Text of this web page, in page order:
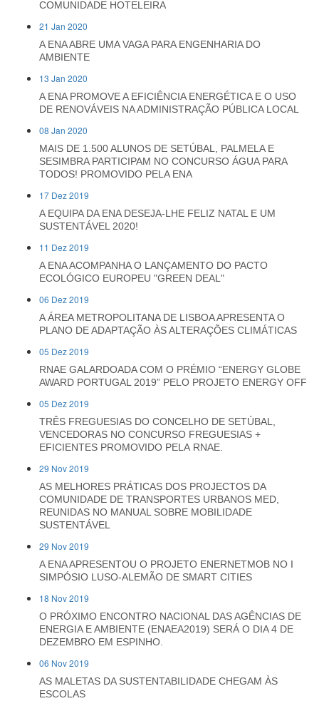
COMUNIDADE HOTELEIRA
21 Jan 2020
A ENA ABRE UMA VAGA PARA ENGENHARIA DO
AMBIENTE
13 Jan 2020
A ENA PROMOVE A EFICIÊNCIA ENERGÉTICA E O USO
DE RENOVÁVEIS NA ADMINISTRAÇÃO PÚBLICA LOCAL
08 Jan 2020
MAIS DE 1.500 ALUNOS DE SETÚBAL, PALMELA E
SESIMBRA PARTICIPAM NO CONCURSO ÁGUA PARA
TODOS! PROMOVIDO PELA ENA
17 Dez 2019
A EQUIPA DA ENA DESEJA-LHE FELIZ NATAL E UM
SUSTENTÁVEL 2020!
11 Dez 2019
A ENA ACOMPANHA O LANÇAMENTO DO PACTO
ECOLÓGICO EUROPEU "GREEN DEAL"
06 Dez 2019
A ÁREA METROPOLITANA DE LISBOA APRESENTA O
PLANO DE ADAPTAÇÃO ÀS ALTERAÇÕES CLIMÁTICAS
05 Dez 2019
RNAE GALARDOADA COM O PRÉMIO “ENERGY GLOBE
AWARD PORTUGAL 2019” PELO PROJETO ENERGY OFF
05 Dez 2019
TRÊS FREGUESIAS DO CONCELHO DE SETÚBAL,
VENCEDORAS NO CONCURSO FREGUESIAS +
EFICIENTES PROMOVIDO PELA RNAE.
29 Nov 2019
AS MELHORES PRÁTICAS DOS PROJECTOS DA
COMUNIDADE DE TRANSPORTES URBANOS MED,
REUNIDAS NO MANUAL SOBRE MOBILIDADE
SUSTENTÁVEL
29 Nov 2019
A ENA APRESENTOU O PROJETO ENERNETMOB NO I
SIMPÓSIO LUSO-ALEMÃO DE SMART CITIES
18 Nov 2019
O PRÓXIMO ENCONTRO NACIONAL DAS AGÊNCIAS DE
ENERGIA E AMBIENTE (ENAEA2019) SERÁ O DIA 4 DE
DEZEMBRO EM ESPINHO.
06 Nov 2019
AS MALETAS DA SUSTENTABILIDADE CHEGAM ÀS
ESCOLAS